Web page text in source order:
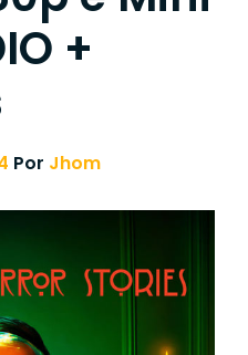
+
Por Jhom